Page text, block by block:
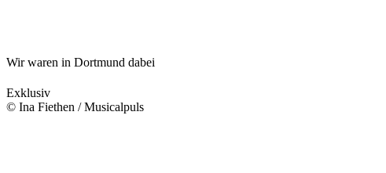
Wir waren in Dortmund dabei
Exklusiv
© Ina Fiethen / Musicalpuls